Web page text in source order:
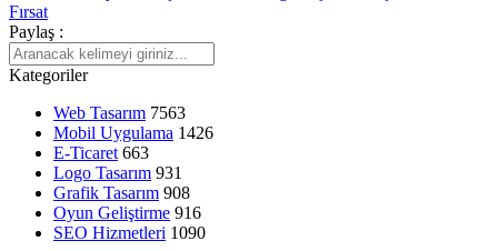
VR Oyun Geliştirme: Geleceğin Eğlence Dünyası
SEO Spam Engelleme: Dijital Dünyada Temiz Bir İmaj İçin
Yapmanız Gerekenler
Mobil Uygulama Yönetimi: Başarılı Bir Uygulama İçin İpuçları
Mobil Oyun Geliştirme: Dijital Dünyanın Yeni Trendi
Konsol Oyunları Geliştirme: Oyun Dünyasında Yenilikçi Adımlar
Web Tasarım Araçları: İnternet Dünyasında Yaratıcılığınızı Serbest
Bırakın
Paylaş :
Kategoriler
Web Tasarım 7563
Mobil Uygulama 1426
E-Ticaret 663
Logo Tasarım 931
Grafik Tasarım 908
Oyun Geliştirme 916
SEO Hizmetleri 1090